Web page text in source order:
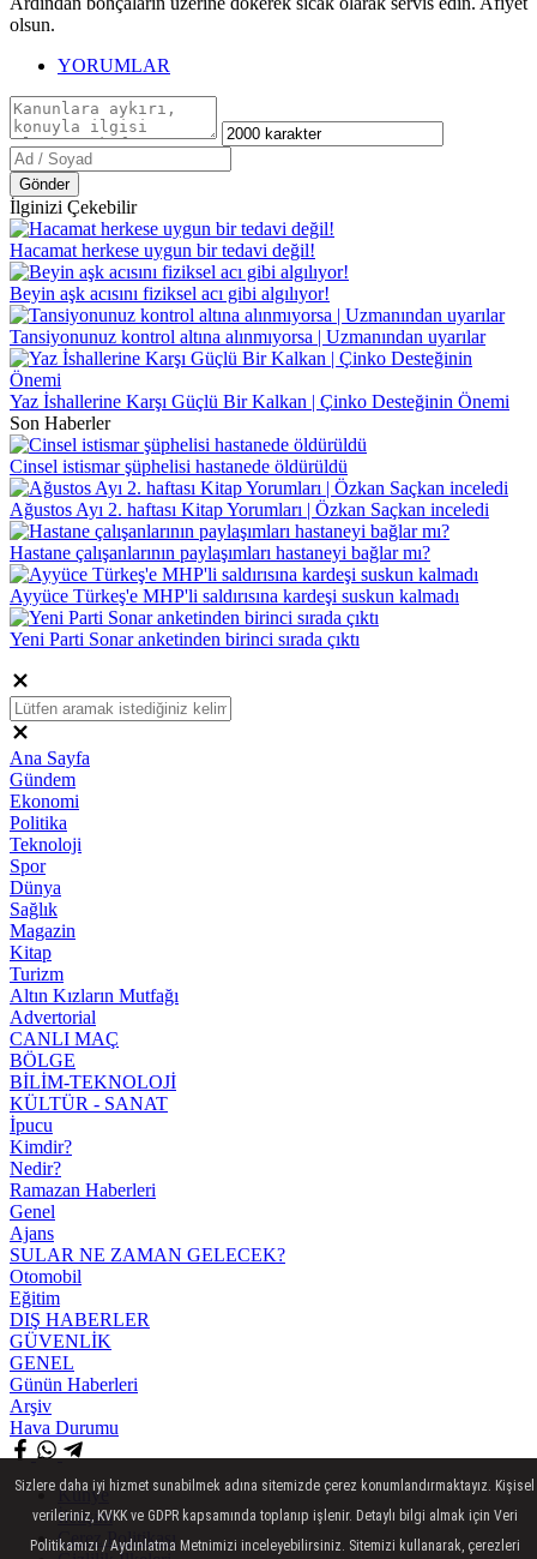
olsun.
YORUMLAR
Gönder
İlginizi Çekebilir
Hacamat herkese uygun bir tedavi değil!
Beyin aşk acısını fiziksel acı gibi algılıyor!
Tansiyonunuz kontrol altına alınmıyorsa | Uzmanından uyarılar
Yaz İshallerine Karşı Güçlü Bir Kalkan | Çinko Desteğinin Önemi
Son Haberler
Cinsel istismar şüphelisi hastanede öldürüldü
Ağustos Ayı 2. haftası Kitap Yorumları | Özkan Saçkan inceledi
Hastane çalışanlarının paylaşımları hastaneyi bağlar mı?
Ayyüce Türkeş'e MHP'li saldırısına kardeşi suskun kalmadı
Yeni Parti Sonar anketinden birinci sırada çıktı
Ana Sayfa
Gündem
Ekonomi
Politika
Teknoloji
Spor
Dünya
Sağlık
Magazin
Kitap
Turizm
Altın Kızların Mutfağı
Advertorial
CANLI MAÇ
BÖLGE
BİLİM-TEKNOLOJİ
KÜLTÜR - SANAT
İpucu
Kimdir?
Nedir?
Ramazan Haberleri
Genel
Ajans
SULAR NE ZAMAN GELECEK?
Otomobil
Eğitim
DIŞ HABERLER
GÜVENLİK
GENEL
Günün Haberleri
Arşiv
Hava Durumu
Künye
İletişim
Çerez Politikası
Sizlere daha iyi hizmet sunabilmek adına sitemizde çerez konumlandırmaktayız. Kişisel
verileriniz, KVKK ve GDPR kapsamında toplanıp işlenir. Detaylı bilgi almak için Veri
Politikamızı / Aydınlatma Metnimizi inceleyebilirsiniz. Sitemizi kullanarak, çerezleri